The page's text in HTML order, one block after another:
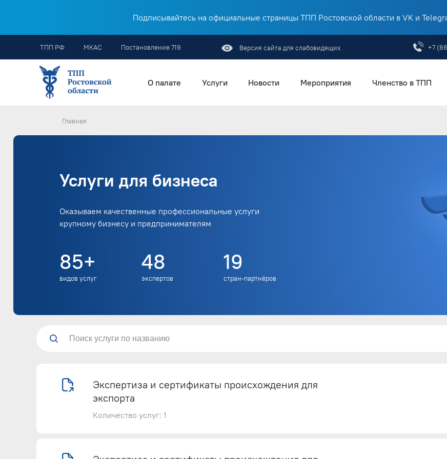
Подписывайтесь на официальные страницы ТПП Ростовской области в VK и
ТПП РФ МКАС Постановление 719 Версия сайта для слабовидящих +7
О палате Услуги Новости Мероприятия Членство в ТПП
Главная
Услуги для бизнеса
Оказываем качественные профессиональные услуги
крупному бизнесу и предпринимателям
85+
видов услуг
48
экспертов
19
стран-партнёров
Экспертиза и сертификаты происхождения для
экспорта
Количество услуг: 1